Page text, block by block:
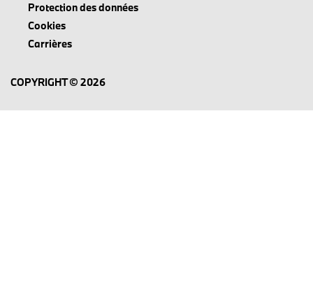
Protection des données
Cookies
Carrières
COPYRIGHT © 2026